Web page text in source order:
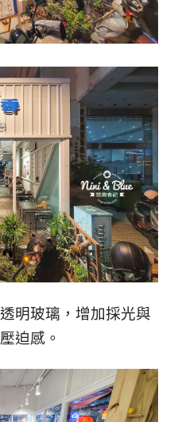
明玻璃，增加採光與
迫感。